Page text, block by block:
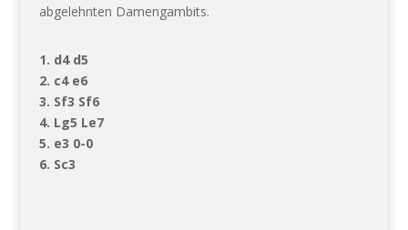
abgelehnten Damengambits.
1. d4 d5
2. c4 e6
3. Sf3 Sf6
4. Lg5 Le7
5. e3 0-0
6. Sc3